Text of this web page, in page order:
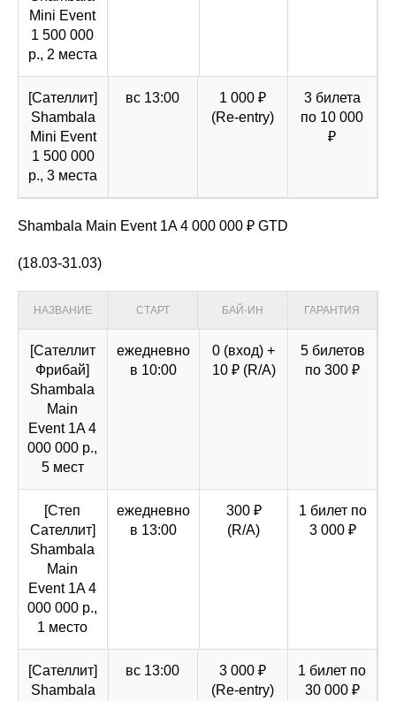
Mini Event
1 500 000
р., 2 места
[Сателлит]
Shambala
Mini Event
1 500 000
р., 3 места
вс 13:00
1 000 ₽
(Re-entry)
3 билета
по 10 000
₽
Shambala Main Event 1A 4 000 000 ₽ GTD
(18.03-31.03)
НАЗВАНИЕ СТАРТ БАЙ-ИН ГАРАНТИЯ
[Cателлит
Фрибай]
Shambala
Main
Event 1A 4
000 000 р.,
5 мест
ежедневно
в 10:00
0 (вход) +
10 ₽ (R/A)
5 билетов
по 300 ₽
[Степ
Cателлит]
Shambala
Main
Event 1A 4
000 000 р.,
1 место
ежедневно
в 13:00
300 ₽
(R/A)
1 билет по
3 000 ₽
[Сателлит]
Shambala
вс 13:00
3 000 ₽
(Re-entry)
1 билет по
30 000 ₽